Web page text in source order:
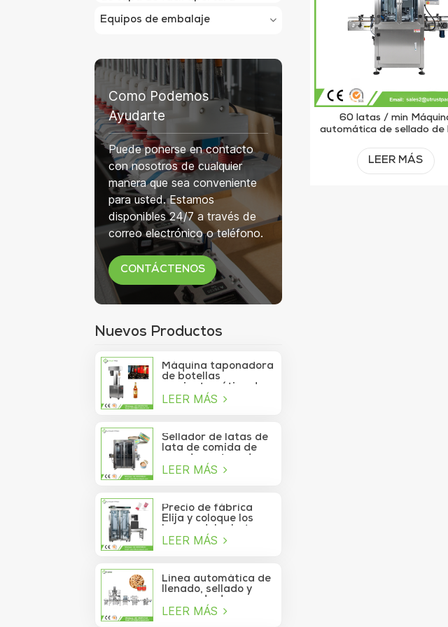
Equipos de embalaje
Como Podemos
Ayudarte
Puede ponerse en contacto
con nosotros de cualquier
manera que sea conveniente
para usted. Estamos
disponibles 24/7 a través de
correo electrónico o teléfono.
CONTÁCTENOS
Nuevos Productos
Máquina taponadora
de botellas
semiautomática de
750 ml para botellas
LEER MÁS
Sellador de latas de
lata de comida de
mar de contenedor
de vacío de sardina
LEER MÁS
Precio de fábrica
Elija y coloque los
Delta para la bolsita
LEER MÁS
Línea automática de
llenado, sellado y
envasado de
alimentos para
LEER MÁS
60 latas / min
automática de sellado de
LEER MÁS